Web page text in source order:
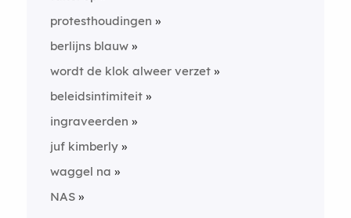
protesthoudingen
berlijns blauw
wordt de klok alweer verzet
beleidsintimiteit
ingraveerden
juf kimberly
waggel na
NAS